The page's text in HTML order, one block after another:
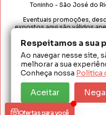
Respeitamos a sua
Ao navegar nesse site,
melhorar a sua
Conheça nossa Política
Aceitar
Toninho - São José do
Eventuais promoções,
expostos aqui são válidos
Loja. É proibida a utilização
Em caso de divergência de
Carrinho de Compras.
exclusivos para compras
término de nossos
análise e